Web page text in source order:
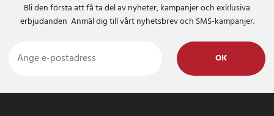
Bli den första att få ta del av nyheter, kampanjer och exklusiva
erbjudanden Anmäl dig till vårt nyhetsbrev och SMS-kampanjer.
OK